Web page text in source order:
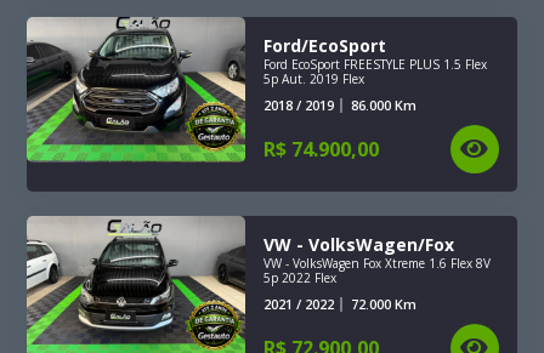
Ford/EcoSport
Ford EcoSport FREESTYLE PLUS 1.5 Flex
5p Aut. 2019 Flex
2018 / 2019 86.000 Km
R$ 74.900,00
VW - VolksWagen/Fox
VW - VolksWagen Fox Xtreme 1.6 Flex 8V
5p 2022 Flex
2021 / 2022 72.000 Km